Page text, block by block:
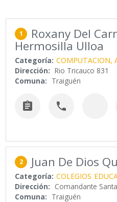
1 Roxany Del
Hermosilla Ulloa
Categoría: COMPUTACION,
Dirección: Rio Tricauco 831
Comuna: Traiguén
 
2 Juan De Dios
Categoría: COLEGIOS
Dirección: Comandante
Comuna: Traiguén